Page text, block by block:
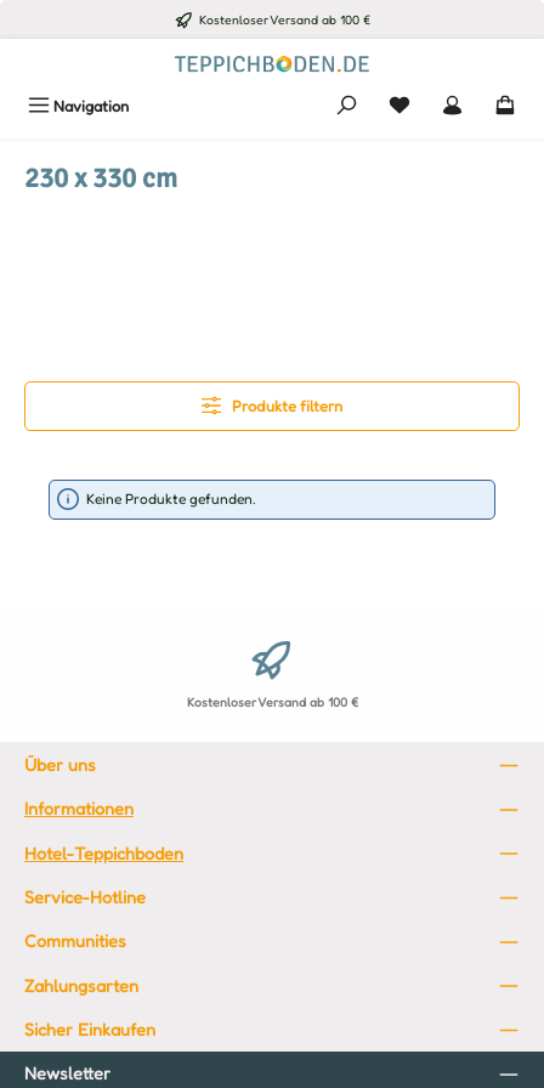
Zum Hauptinhalt springen Kostenloser Versand ab 100 €
Navigation Du hast 0
230 x 330 cm
Produkte filtern
Keine Produkte gefunden.
Kostenloser Versand ab 100 €
Über uns
Informationen
Hotel-Teppichboden
Service-Hotline
Communities
Zahlungsarten
Sicher Einkaufen
Newsletter